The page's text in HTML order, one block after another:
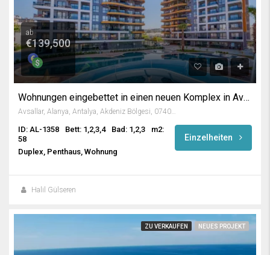
ab
€139,500
Wohnungen eingebettet in einen neuen Komplex in Avsallar
Avsallar, Alanya, Antalya, Akdeniz Bölgesi, 07407, Türkiye
ID: AL-1358 Bett: 1,2,3,4 Bad: 1,2,3
m2:
58
Duplex, Penthaus, Wohnung
Einzelheiten
Halil Gülseren
ZU VERKAUFEN NEUES PROJEKT